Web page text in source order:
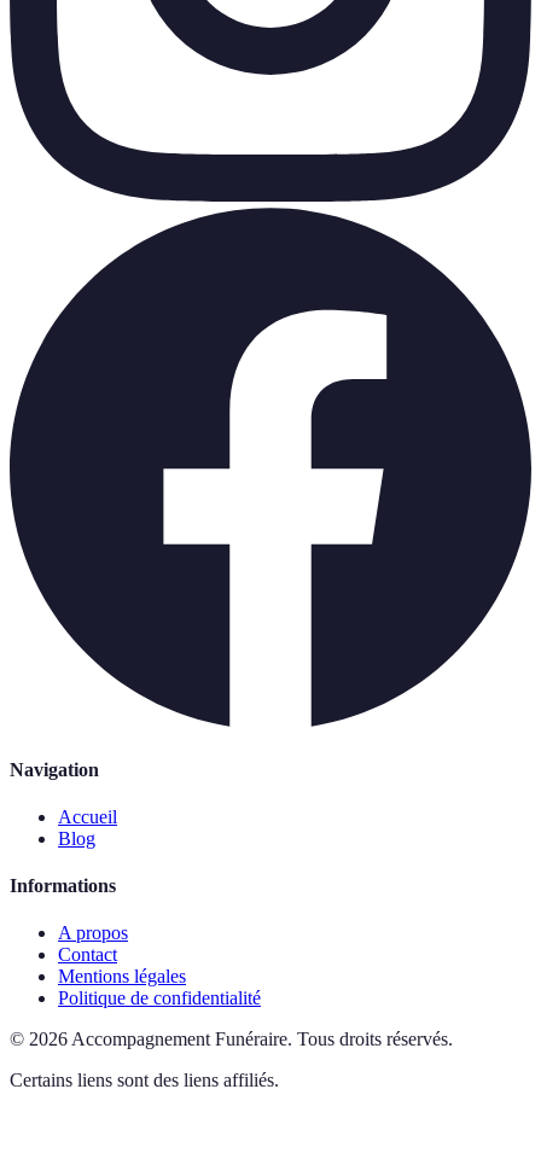
Navigation
Accueil
Blog
Informations
A propos
Contact
Mentions légales
Politique de confidentialité
© 2026 Accompagnement Funéraire. Tous droits réservés.
Certains liens sont des liens affiliés.